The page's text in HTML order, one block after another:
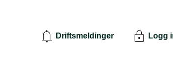
Driftsmeldinger Logg